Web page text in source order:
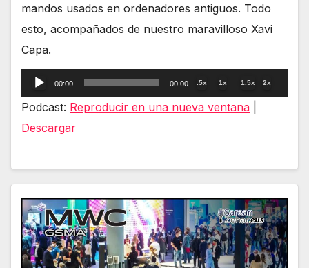
mandos usados en ordenadores antiguos. Todo
esto, acompañados de nuestro maravilloso Xavi
Capa.
Reproductor
de
00:00 00:00 .5x 1x 1.5x 2x
Podcast: Reproducir en una nueva ventana
Descargar